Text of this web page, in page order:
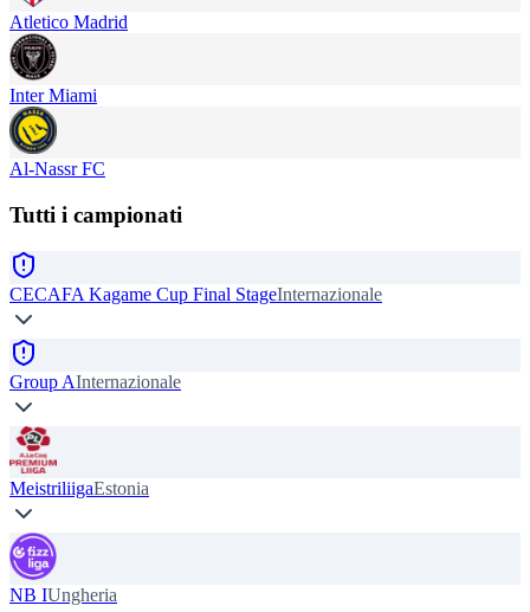
Atletico Madrid
Inter Miami
Al-Nassr FC
Tutti i campionati
CECAFA Kagame Cup Final StageInternazionale
Group AInternazionale
MeistriliigaEstonia
NB IUngheria